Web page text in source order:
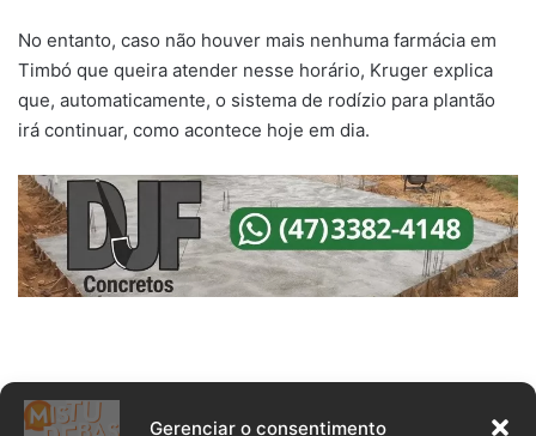
Gerenciar o consentimento
No entanto, caso não houver mais nenhuma farmácia em
Timbó que queira atender nesse horário, Kruger explica
que, automaticamente, o sistema de rodízio para plantão
irá continuar, como acontece hoje em dia.